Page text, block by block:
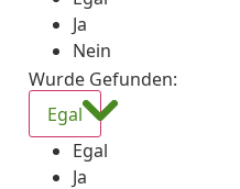
Ja
Nein
Wurde Gefunden:
Egal
Egal
Ja